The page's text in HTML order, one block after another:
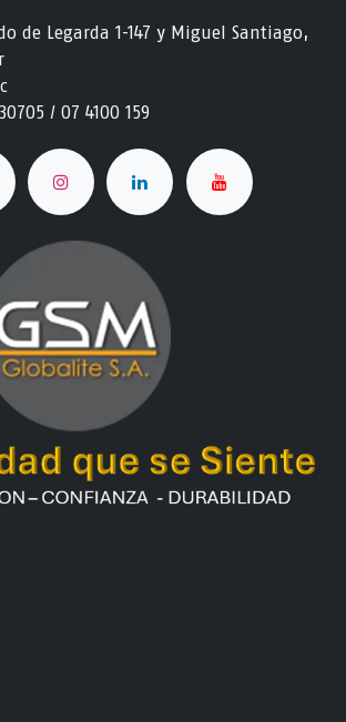
de Legarda 1-147 y Miguel Santiago,
/ 07 4100 159